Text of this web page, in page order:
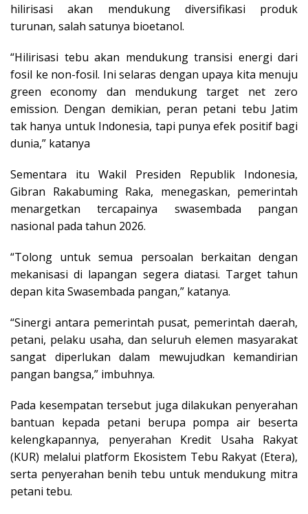
hilirisasi akan mendukung diversifikasi produk
turunan, salah satunya bioetanol.
“Hilirisasi tebu akan mendukung transisi energi dari
fosil ke non-fosil. Ini selaras dengan upaya kita menuju
green economy dan mendukung target net zero
emission. Dengan demikian, peran petani tebu Jatim
tak hanya untuk Indonesia, tapi punya efek positif bagi
dunia,” katanya
Sementara itu Wakil Presiden Republik Indonesia,
Gibran Rakabuming Raka, menegaskan, pemerintah
menargetkan tercapainya swasembada pangan
nasional pada tahun 2026.
“Tolong untuk semua persoalan berkaitan dengan
mekanisasi di lapangan segera diatasi. Target tahun
depan kita Swasembada pangan,” katanya.
“Sinergi antara pemerintah pusat, pemerintah daerah,
petani, pelaku usaha, dan seluruh elemen masyarakat
sangat diperlukan dalam mewujudkan kemandirian
pangan bangsa,” imbuhnya.
Pada kesempatan tersebut juga dilakukan penyerahan
bantuan kepada petani berupa pompa air beserta
kelengkapannya, penyerahan Kredit Usaha Rakyat
(KUR) melalui platform Ekosistem Tebu Rakyat (Etera),
serta penyerahan benih tebu untuk mendukung mitra
petani tebu.